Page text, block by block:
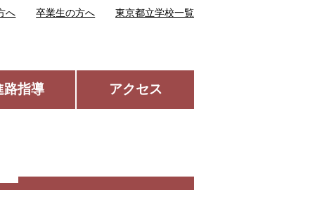
路指導 アクセス
へ 卒業生の方へ 東京都立学校一覧